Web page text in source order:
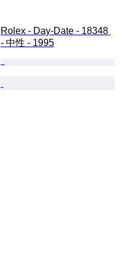
Rolex - Day-Date - 18348
- 中性 - 1995